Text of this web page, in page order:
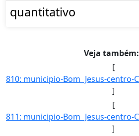
quantitativo
Veja também:
[
]
[
]